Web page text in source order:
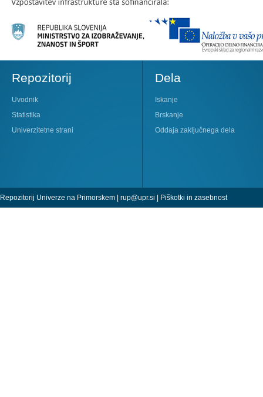
Repozitorij
Uvodnik
Statistika
Univerzitetne strani
Dela
Iskanje
Brskanje
Oddaja zaključnega dela
Repozitorij Univerze na Primorskem | rup@upr.si Piškotki in zasebnost